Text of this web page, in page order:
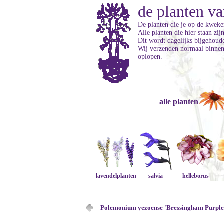
de planten
De planten die je op de
Alle planten die hier staan
Dit wordt dagelijks
Wij verzenden normaal
oplopen.
alle planten
lavendelplanten salvia helleborus
Polemonium yezoense 'Bressingham